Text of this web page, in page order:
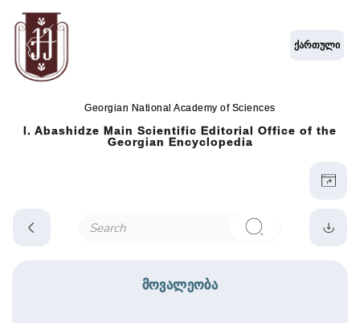
Georgian National Academy of Sciences
I. Abashidze Main Scientific Editorial Office of the
Georgian Encyclopedia
ქართული
მოვალეობა